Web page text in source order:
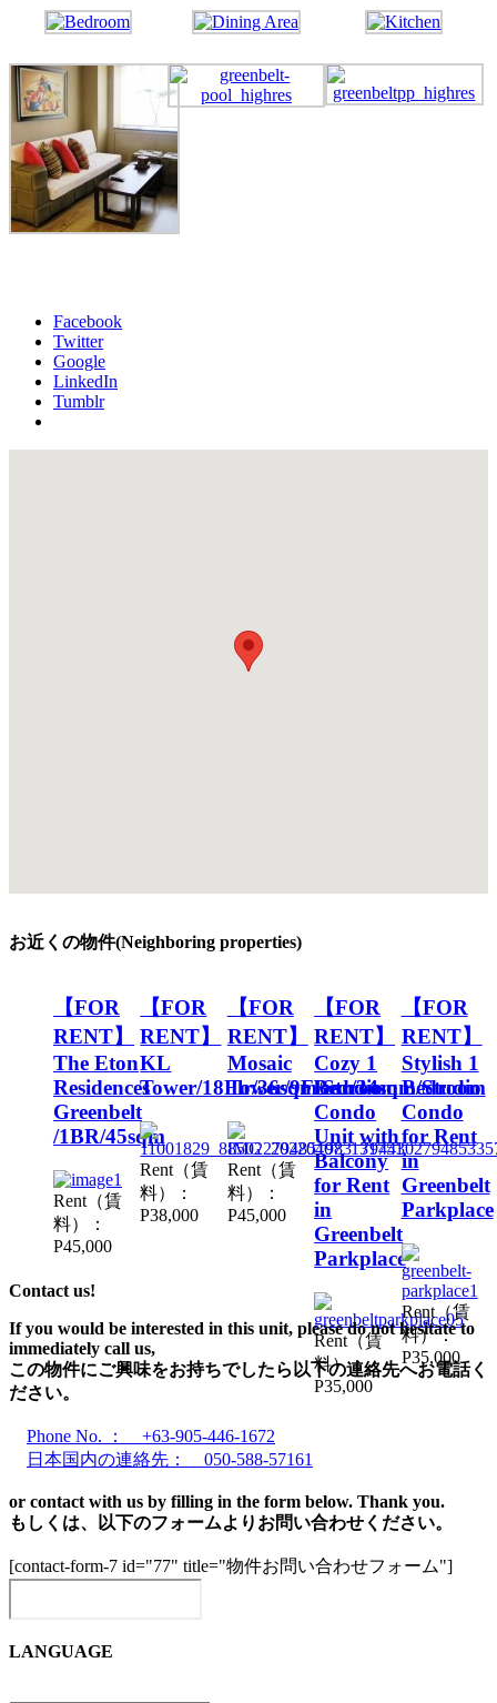
Facebook
Twitter
Google
LinkedIn
Tumblr
お近くの物件(Neighboring properties)
【FOR
RENT】
The Eton
Residences
Greenbelt
/1BR/45sqm
Rent（賃
料）：
P45,000
【FOR
RENT】
KL
Tower/18Flr/36sqm/Studio
Rent（賃
料）：
P38,000
【FOR
RENT】
Mosaic
Tower/9Floor/34sqm/Studio
Rent（賃
料）：
P45,000
【FOR
RENT】
Cozy 1
Bedroom
Condo
Unit with
Balcony
for Rent
in
Greenbelt
Parkplace
Rent（賃
料）：
P35,000
【FOR
RENT】
Stylish 1
Bedroom
Condo
for Rent
in
Greenbelt
Parkplace
Rent（賃
料）：
P35,000
Contact us!
If you would be interested in this unit, please do not hesitate to
immediately call us,
この物件にご興味をお持ちでしたら以下の連絡先へお電話く
ださい。
Phone No. ： +63-905-446-1672
日本国内の連絡先： 050-588-57161
or contact with us by filling in the form below. Thank you.
もしくは、以下のフォームよりお問い合わせください。
[contact-form-7 id="77" title="物件お問い合わせフォーム"]
LANGUAGE